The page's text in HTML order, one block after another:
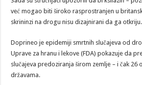
već mogao biti široko rasprostranjen u
skrininzi na drogu nisu dizajnirani da ga otkriju.
Doprineo je epidemiji smrtnih slučajeva od
Uprave za hranu i lekove (FDA) pokazuje da
slučajeva predoziranja širom zemlje – i čak 26
državama.